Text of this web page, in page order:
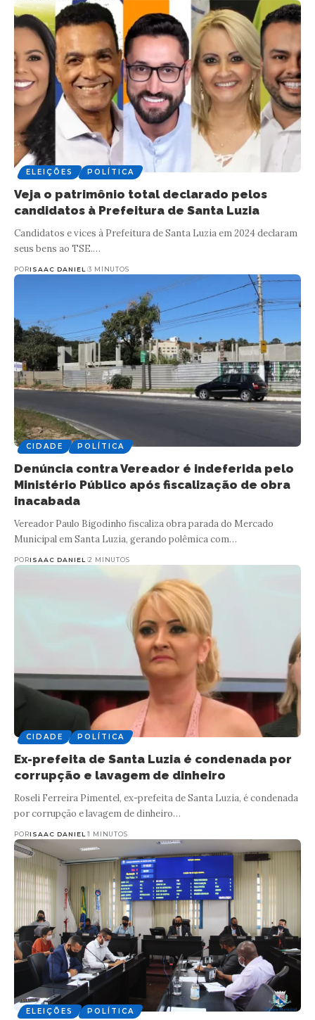
ELEIÇÕES POLÍTICA
Veja o patrimônio total declarado pelos
candidatos à Prefeitura de Santa Luzia
Candidatos e vices à Prefeitura de Santa Luzia em 2024 declaram
seus bens ao TSE.…
PORISAAC DANIEL 3 MINUTOS
CIDADE POLÍTICA
Denúncia contra Vereador é indeferida pelo
Ministério Público após fiscalização de obra
inacabada
Vereador Paulo Bigodinho fiscaliza obra parada do Mercado
Municipal em Santa Luzia, gerando polêmica com…
PORISAAC DANIEL 2 MINUTOS
CIDADE POLÍTICA
Ex-prefeita de Santa Luzia é condenada por
corrupção e lavagem de dinheiro
Roseli Ferreira Pimentel, ex-prefeita de Santa Luzia, é condenada
por corrupção e lavagem de dinheiro…
PORISAAC DANIEL 1 MINUTOS
ELEIÇÕES POLÍTICA